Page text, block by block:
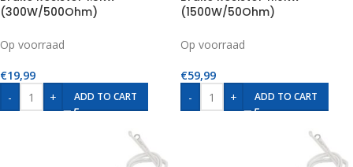
(300W/500Ohm)
Op voorraad
€19,99
-
+ ADD TO CART
(1500W/50Ohm)
Op voorraad
€59,99
-
+ ADD TO CART